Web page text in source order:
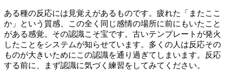
ある種の反応には見覚えがあるものです。疲れた「またここ
か」という質感、この全く同じ感情の場所に前にもいたこと
がある感覚。その認識こそ宝です。古いテンプレートが発火
したことをシステムが知らせています。多くの人は反応その
ものが大きいためにこの認識を通り過ぎてしまいます。反応
する前に、まず認識に気づく練習をしてみてください。